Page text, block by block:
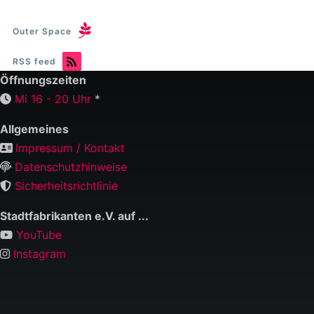
Outer Space
RSS feed
Öffnungszeiten
Mi 16 - 20 Uhr *
Allgemeines
Impressum / Kontakt
Datenschutzhinweise
Sicherheitsrichtlinie
Stadtfabrikanten e.V. auf ...
YouTube
Instagram